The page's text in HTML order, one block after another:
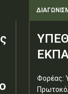
Φορέας: